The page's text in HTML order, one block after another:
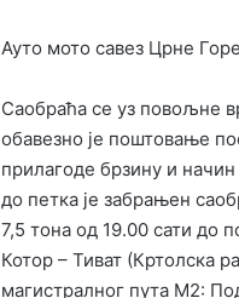
Ауто мото савез Црне Горе
Саобраћа се уз повољне
обавезно је поштовање
прилагоде брзину и
до петка је забрањен
7,5 тона од 19.00 сати до
Котор – Тиват (Кртолска
магистралног пута М2: